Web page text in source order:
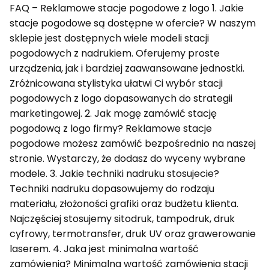
FAQ – Reklamowe stacje pogodowe z logo 1. Jakie
stacje pogodowe są dostępne w ofercie? W naszym
sklepie jest dostępnych wiele modeli stacji
pogodowych z nadrukiem. Oferujemy proste
urządzenia, jak i bardziej zaawansowane jednostki.
Zróżnicowana stylistyka ułatwi Ci wybór stacji
pogodowych z logo dopasowanych do strategii
marketingowej. 2. Jak mogę zamówić stację
pogodową z logo firmy? Reklamowe stacje
pogodowe możesz zamówić bezpośrednio na naszej
stronie. Wystarczy, że dodasz do wyceny wybrane
modele. 3. Jakie techniki nadruku stosujecie?
Techniki nadruku dopasowujemy do rodzaju
materiału, złożoności grafiki oraz budżetu klienta.
Najczęściej stosujemy sitodruk, tampodruk, druk
cyfrowy, termotransfer, druk UV oraz grawerowanie
laserem. 4. Jaka jest minimalna wartość
zamówienia? Minimalna wartość zamówienia stacji